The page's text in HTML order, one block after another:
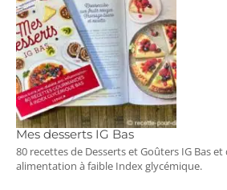
Mes desserts IG Bas
80 recettes de Desserts et Goûters IG Bas
alimentation à faible Index glycémique.